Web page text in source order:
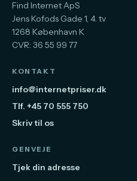
Find Internet ApS
Jens Kofods Gade 1, 4. tv
1268 København K
CVR: 36 55 99 77
KONTAKT
info@internetpriser.dk
Tlf. +45 70 555 750
Skriv til os
GENVEJE
Tjek din adresse